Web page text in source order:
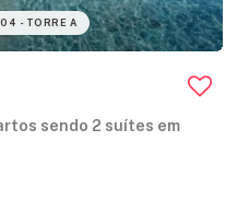
- TORRE A
sendo 2 suítes em